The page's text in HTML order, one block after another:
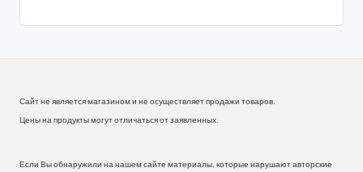
Сайт не является магазином и не осуществляет продажи товаров.
Цены на продукты могут отличаться от заявленных.
Если Вы обнаружили на нашем сайте материалы, которые нарушают авторские